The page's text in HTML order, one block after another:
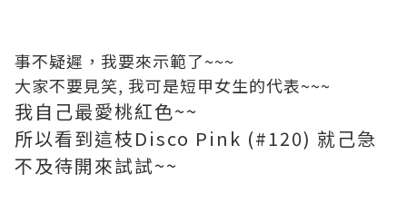
事不疑遲，我要來示範了~~~
大家不要見笑, 我可是短甲女生的代表~~~
我自己最愛桃紅色~~
所以看到這枝Disco Pink (#120) 就己急
不及待開來試試~~